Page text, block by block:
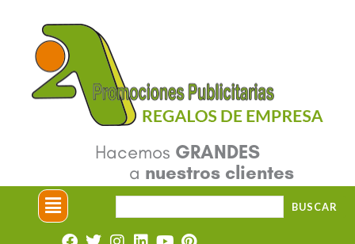
contenido
Hacemos GRANDES
a nuestros clientes
Menú BUSCAR